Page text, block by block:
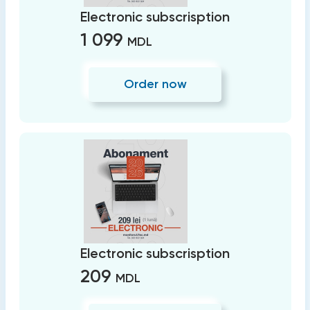
Electronic subscrisption
1 099 MDL
Order now
Electronic subscrisption
209 MDL